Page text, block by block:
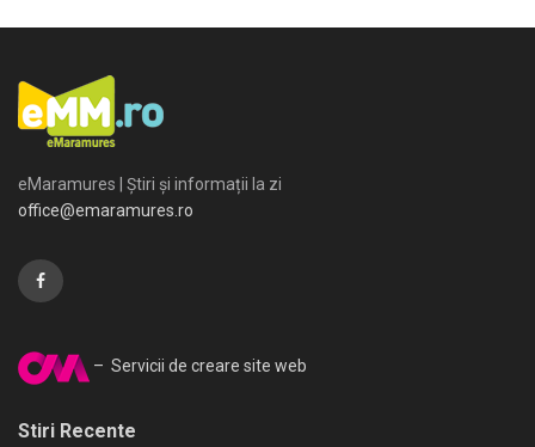
eMaramures | Știri și informații la zi
office@emaramures.ro
– Servicii de creare site web
Stiri Recente